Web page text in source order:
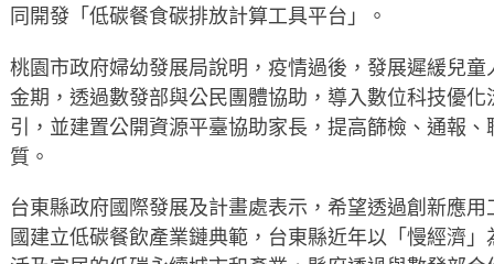
同開發「低碳餐食碳排放計算工具平台」。
桃園市政府婦幼發展局說明，疫情過後，發展遲緩兒
金期，透過數發部與公民團體協助，導入數位科技優
引，並建置公開資源平臺協助家長，提高篩檢、通報
質。
台東縣政府國際發展及計畫處表示，希望透過創新應
國建立低碳餐飲產業鏈典範，台東縣近年以「慢經濟